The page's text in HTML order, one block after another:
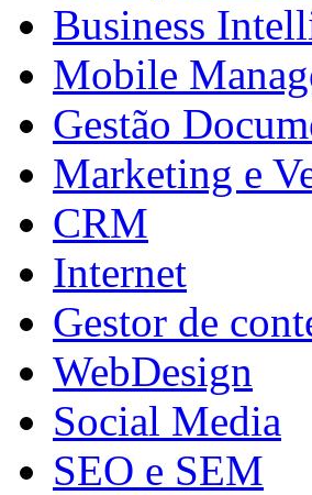
Business
Mobile
Gestão
Marketing e
CRM
Internet
Gestor de
WebDesign
Social Media
SEO e SEM